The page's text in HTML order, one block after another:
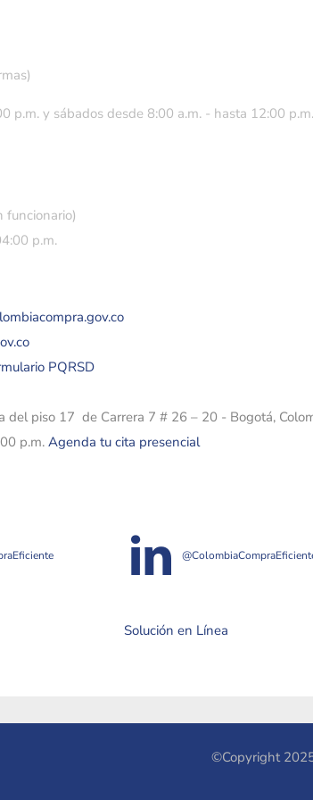
p.m. y sábados desde 8:00 a.m. - hasta 12:00 p.m.
funcionario)
p.m.
PQRSD
del piso 17 de Carrera 7 # 26 – 20 - Bogotá,
p.m.Agenda tu cita presencial
Solución en Línea
©Copyright